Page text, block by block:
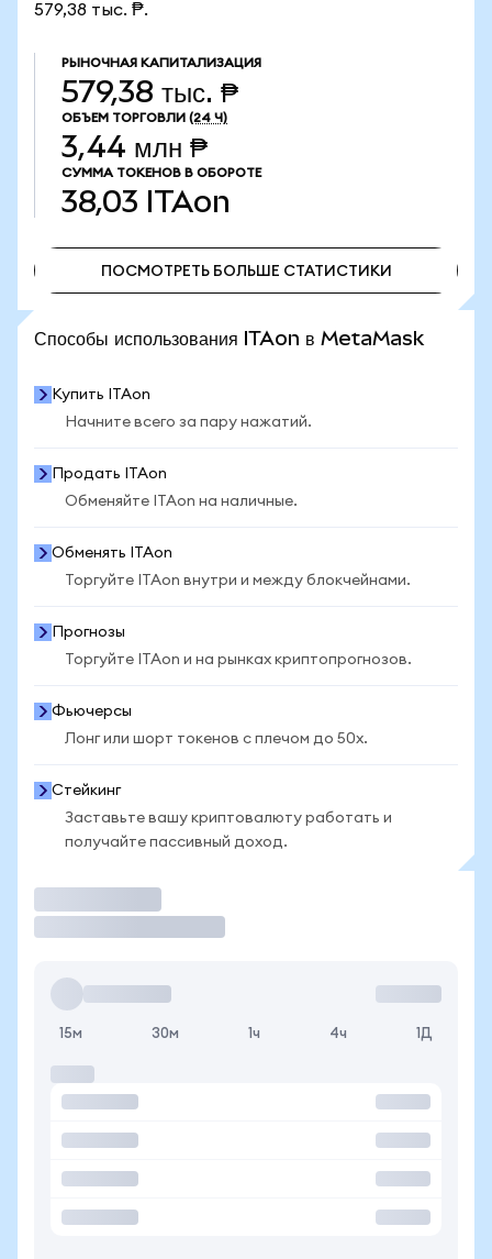
579,38 тыс. ₱.
РЫНОЧНАЯ КАПИТАЛИЗАЦИЯ
579,38 тыс. ₱
ОБЪЕМ ТОРГОВЛИ (24 Ч)
3,44 млн ₱
СУММА ТОКЕНОВ В ОБОРОТЕ
38,03 ITAon
ПОСМОТРЕТЬ БОЛЬШЕ СТАТИСТИКИ
Способы использования ITAon в MetaMask
Купить ITAon
Начните всего за пару нажатий.
Продать ITAon
Обменяйте ITAon на наличные.
Обменять ITAon
Торгуйте ITAon внутри и между блокчейнами.
Прогнозы
Торгуйте ITAon и на рынках криптопрогнозов.
Фьючерсы
Лонг или шорт токенов с плечом до 50x.
Стейкинг
Заставьте вашу криптовалюту работать и
получайте пассивный доход.
15м 30м 1ч 4ч 1Д